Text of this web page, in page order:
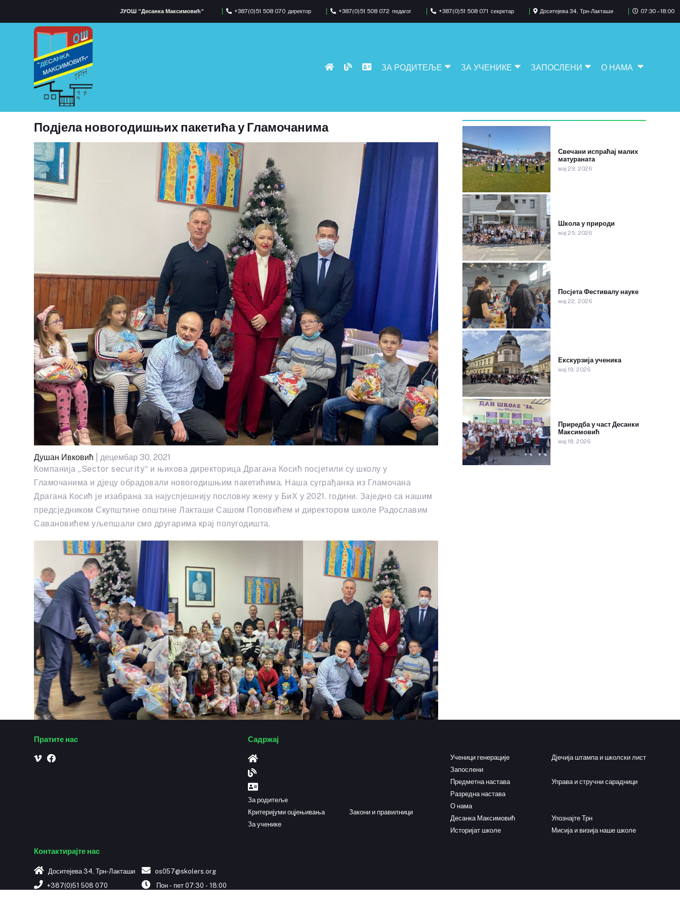
ЈУОШ “Десанка Максимовић“ +387(0)51 508 070 директор +387(0)51 508 072 педагог +387(0)51 508 071 секретар Доситејева 34, Трн-Лакташи 07:30 – 18:00
ЗА РОДИТЕЉЕ ЗА УЧЕНИКЕ ЗАПОСЛЕНИ О НАМА
Подјела новогодишњих пакетића у Гламочанима
Душан Ивковић | децембар 30, 2021
Компанија „Sector security“ и њихова директорица Драгана Косић посјетили су школу у
Гламочанима и дјецу обрадовали новогодишњим пакетићима. Наша суграђанка из Гламочана
Драгана Косић је изабрана за најуспјешнију пословну жену у БиХ у 2021. години. Заједно са нашим
предсједником Скупштине општине Лакташи Сашом Поповићем и директором школе Радославим
Савановићем уљепшали смо другарима крај полугодишта.
Свечани испраћај малих
матураната
мај 29, 2026
Школа у природи
мај 25, 2026
Посјета Фестивалу науке
мај 22, 2026
Екскурзија ученика
мај 19, 2026
Приредба у част Десанки
Максимовић
мај 18, 2026
Пратите нас Садржај
За родитеље
Критеријуми оцјењивања
Закони и правилници
За ученике
Ученици генерације
Дјечија штампа и школски лист
Запослени
Предметна настава
Разредна настава
Управа и стручни сарадници
О нама
Десанка Максимовић
Историјат школе
Упознајте Трн
Мисија и визија наше школе
Контактирајте нас
Доситејева 34, Трн-Лакташи
+387(0)51 508 070
os057@skolers.org
Пон - пет 07:30 - 18:00